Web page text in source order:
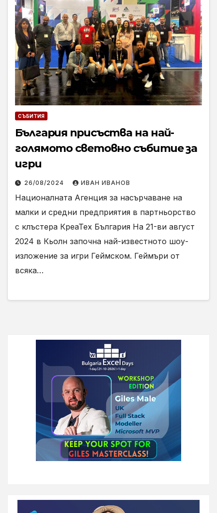
СЪБИТИЯ
България присъства на най-
голямото световно събитие за
игри
26/08/2024 ИВАН ИВАНОВ
Националната Агенция за насърчаване на
малки и средни предприятия в партньорство
с клъстера КреаТех България На 21-ви август
2024 в Кьолн започна най-известното шоу-
изложение за игри Геймском. Геймъри от
всяка…